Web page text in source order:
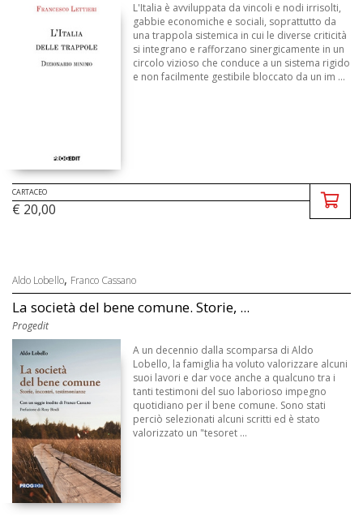
L'Italia è avviluppata da vincoli e nodi irrisolti,
gabbie economiche e sociali, soprattutto da
una trappola sistemica in cui le diverse criticità
si integrano e rafforzano sinergicamente in un
circolo vizioso che conduce a un sistema rigido
e non facilmente gestibile bloccato da un im ...
CARTACEO
€ 20,00
Aldo Lobello, Franco Cassano
La società del bene comune. Storie, ...
Progedit
A un decennio dalla scomparsa di Aldo
Lobello, la famiglia ha voluto valorizzare alcuni
suoi lavori e dar voce anche a qualcuno tra i
tanti testimoni del suo laborioso impegno
quotidiano per il bene comune. Sono stati
perciò selezionati alcuni scritti ed è stato
valorizzato un "tesoret ...